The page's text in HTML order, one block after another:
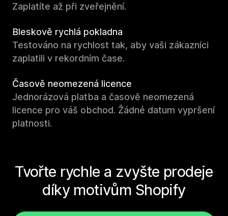
Zaplatíte až při zveřejnění.
Bleskově rychlá pokladna
Testováno na rychlost tak, aby vaši zákazníci
zaplatili v rekordním čase.
Časově neomezená licence
Jednorázová platba a časově neomezená
licence pro váš obchod. Žádné datum vypršení
platnosti.
Tvořte rychle a zvyšte prodeje
díky motivům Shopify